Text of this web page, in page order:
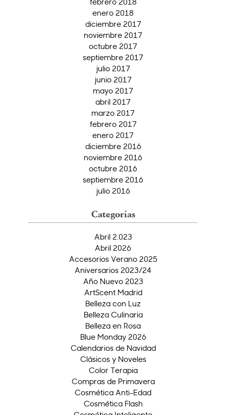
enero 2018
diciembre 2017
noviembre 2017
octubre 2017
septiembre 2017
julio 2017
junio 2017
mayo 2017
abril 2017
marzo 2017
febrero 2017
enero 2017
diciembre 2016
noviembre 2016
octubre 2016
septiembre 2016
julio 2016
Categorías
Abril 2.023
Abril 2026
Accesorios Verano 2025
Aniversarios 2023/24
Año Nuevo 2023
ArtScent Madrid
Belleza con Luz
Belleza Culinaria
Belleza en Rosa
Blue Monday 2026
Calendarios de Navidad
Clásicos y Noveles
Color Terapia
Compras de Primavera
Cosmética Anti-Edad
Cosmética Flash